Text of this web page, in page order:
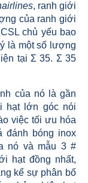
, ranh giới
của ranh giới
chủ yếu bao
là một số lượng
tại Σ 35. Σ 35
của nó là gần
hạt lớn góc nói
việc tối ưu hóa
đánh bóng inox
nó và mẫu 3 #
hạt đồng nhất,
kể sự phân bố